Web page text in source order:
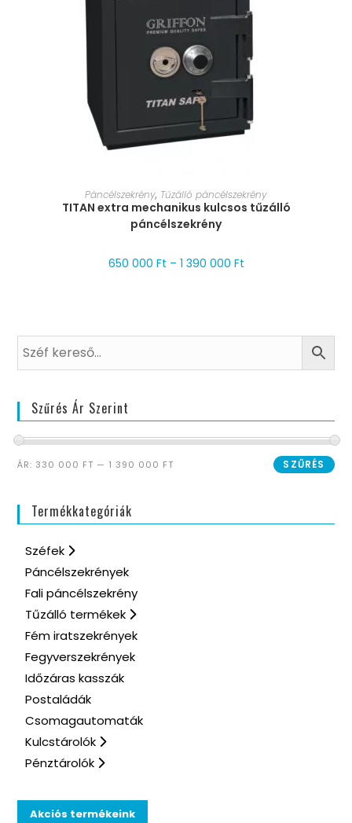
MÉRET VÁLASZTÁSA
Páncélszekrény, Tűzálló páncélszekrény
TITAN extra mechanikus kulcsos tűzálló
páncélszekrény
650 000 Ft – 1 390 000 Ft
Szűrés Ár Szerint
SZŰRÉS
ÁR: 330 000 FT — 1 390 000 FT
Termékkategóriák
Széfek
Páncélszekrények
Fali páncélszekrény
Tűzálló termékek
Fém iratszekrények
Fegyverszekrények
Időzáras kasszák
Postaládák
Csomagautomaták
Kulcstárolók
Pénztárolók
Akciós termékeink